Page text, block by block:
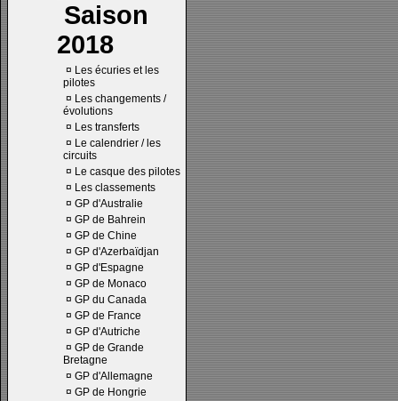
Saison
2018
¤ Les écuries et les
pilotes
¤ Les changements /
évolutions
¤ Les transferts
¤ Le calendrier / les
circuits
¤ Le casque des pilotes
¤ Les classements
¤ GP d'Australie
¤ GP de Bahrein
¤ GP de Chine
¤ GP d'Azerbaïdjan
¤ GP d'Espagne
¤ GP de Monaco
¤ GP du Canada
¤ GP de France
¤ GP d'Autriche
¤ GP de Grande
Bretagne
¤ GP d'Allemagne
¤ GP de Hongrie